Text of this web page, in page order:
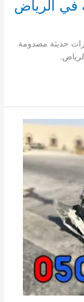
في الرياض
حديثة مصدومة